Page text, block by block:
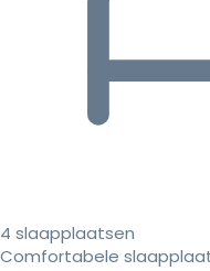
4 slaapplaatsen
Comfortabele